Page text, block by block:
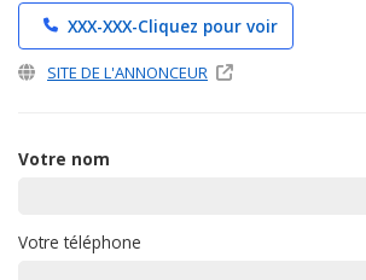
XXX-XXX-Cliquez pour voir
SITE DE L'ANNONCEUR
Votre nom
Votre téléphone